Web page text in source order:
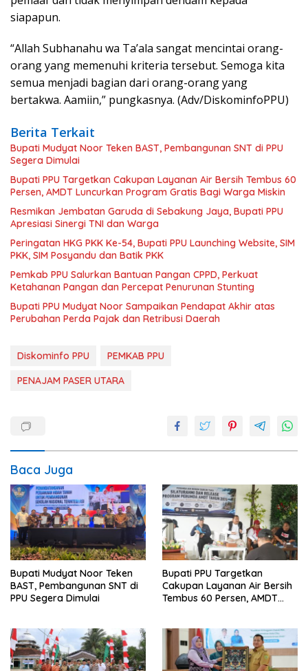
siapapun.
“Allah Subhanahu wa Ta’ala sangat mencintai orang-
orang yang memenuhi kriteria tersebut. Semoga kita
semua menjadi bagian dari orang-orang yang
bertakwa. Aamiin,” pungkasnya. (Adv/DiskominfoPPU)
Berita Terkait
Bupati Mudyat Noor Teken BAST, Pembangunan SNT di PPU
Segera Dimulai
Bupati PPU Targetkan Cakupan Layanan Air Bersih Tembus 60
Persen, AMDT Luncurkan Program Gratis Bagi Warga Miskin
Resmikan Jembatan Garuda di Sebakung Jaya, Bupati PPU
Apresiasi Sinergi TNI dan Warga
Peringatan HKG PKK Ke-54, Bupati PPU Launching Website, SIM
PKK, SIM Posyandu dan Batik PKK
Pemkab PPU Salurkan Bantuan Pangan CPPD, Perkuat
Ketahanan Pangan dan Percepat Penurunan Stunting
Bupati PPU Mudyat Noor Sampaikan Pendapat Akhir atas
Perubahan Perda Pajak dan Retribusi Daerah
Diskominfo PPU
PEMKAB PPU
PENAJAM PASER UTARA
Baca Juga
Bupati Mudyat Noor Teken
BAST, Pembangunan SNT di
PPU Segera Dimulai
Bupati PPU Targetkan
Cakupan Layanan Air Bersih
Tembus 60 Persen, AMDT